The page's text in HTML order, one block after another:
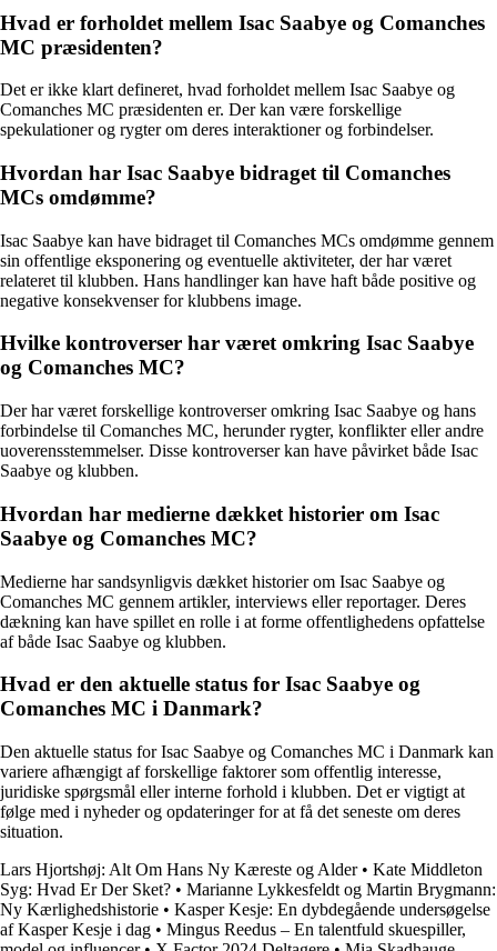
Hvad er forholdet mellem Isac Saabye og Comanches
MC præsidenten?
Det er ikke klart defineret, hvad forholdet mellem Isac Saabye og
Comanches MC præsidenten er. Der kan være forskellige
spekulationer og rygter om deres interaktioner og forbindelser.
Hvordan har Isac Saabye bidraget til Comanches
MCs omdømme?
Isac Saabye kan have bidraget til Comanches MCs omdømme gennem
sin offentlige eksponering og eventuelle aktiviteter, der har været
relateret til klubben. Hans handlinger kan have haft både positive og
negative konsekvenser for klubbens image.
Hvilke kontroverser har været omkring Isac Saabye
og Comanches MC?
Der har været forskellige kontroverser omkring Isac Saabye og hans
forbindelse til Comanches MC, herunder rygter, konflikter eller andre
uoverensstemmelser. Disse kontroverser kan have påvirket både Isac
Saabye og klubben.
Hvordan har medierne dækket historier om Isac
Saabye og Comanches MC?
Medierne har sandsynligvis dækket historier om Isac Saabye og
Comanches MC gennem artikler, interviews eller reportager. Deres
dækning kan have spillet en rolle i at forme offentlighedens opfattelse
af både Isac Saabye og klubben.
Hvad er den aktuelle status for Isac Saabye og
Comanches MC i Danmark?
Den aktuelle status for Isac Saabye og Comanches MC i Danmark kan
variere afhængigt af forskellige faktorer som offentlig interesse,
juridiske spørgsmål eller interne forhold i klubben. Det er vigtigt at
følge med i nyheder og opdateringer for at få det seneste om deres
situation.
Lars Hjortshøj: Alt Om Hans Ny Kæreste og Alder• Kate Middleton
Syg: Hvad Er Der Sket? • Marianne Lykkesfeldt og Martin Brygmann:
Ny Kærlighedshistorie • Kasper Kesje: En dybdegående undersøgelse
af Kasper Kesje i dag • Mingus Reedus – En talentfuld skuespiller,